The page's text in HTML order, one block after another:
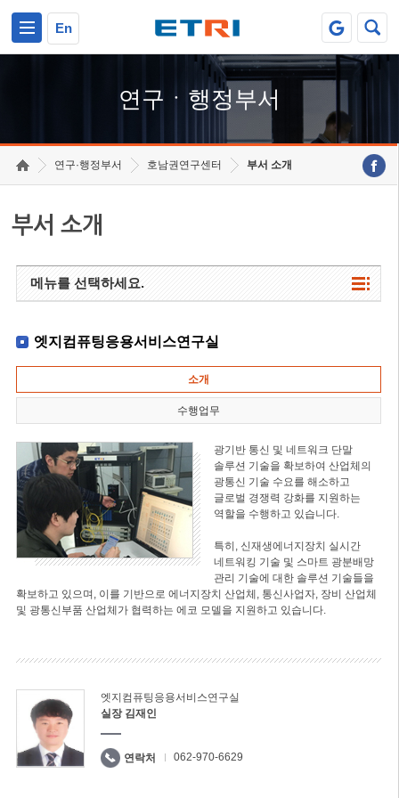
En
연구ㆍ행정부서
연구·행정부서 호남권연구센터 부서 소개
부서 소개
메뉴를 선택하세요.
엣지컴퓨팅응용서비스연구실
소개
수행업무
광기반 통신 및 네트워크 단말
솔루션 기술을 확보하여 산업체의
광통신 기술 수요를 해소하고
글로벌 경쟁력 강화를 지원하는
역할을 수행하고 있습니다.
특히, 신재생에너지장치 실시간
네트워킹 기술 및 스마트 광분배망
관리 기술에 대한 솔루션 기술들을
확보하고 있으며, 이를 기반으로 에너지장치 산업체, 통신사업자, 장비 산업체
및 광통신부품 산업체가 협력하는 에코 모델을 지원하고 있습니다.
엣지컴퓨팅응용서비스연구실
실장 김재인
연락처 062-970-6629